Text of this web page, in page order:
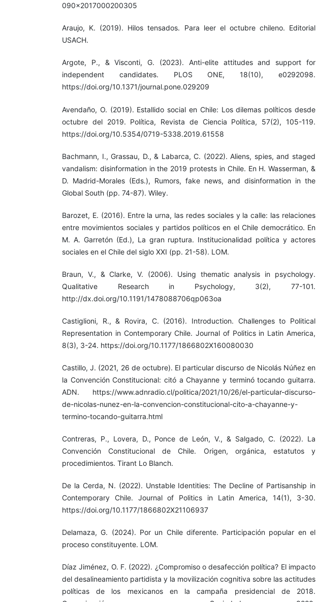
090x2017000200305
Araujo, K. (2019). Hilos tensados. Para leer el octubre chileno. Editorial
USACH.
Argote, P., & Visconti, G. (2023). Anti-elite attitudes and support for
independent candidates. PLOS ONE, 18(10), e0292098.
https://doi.org/10.1371/journal.pone.029209
Avendaño, O. (2019). Estallido social en Chile: Los dilemas políticos desde
octubre del 2019. Política, Revista de Ciencia Política, 57(2), 105-119.
https://doi.org/10.5354/0719-5338.2019.61558
Bachmann, I., Grassau, D., & Labarca, C. (2022). Aliens, spies, and staged
vandalism: disinformation in the 2019 protests in Chile. En H. Wasserman, &
D. Madrid-Morales (Eds.), Rumors, fake news, and disinformation in the
Global South (pp. 74-87). Wiley.
Barozet, E. (2016). Entre la urna, las redes sociales y la calle: las relaciones
entre movimientos sociales y partidos políticos en el Chile democrático. En
M. A. Garretón (Ed.), La gran ruptura. Institucionalidad política y actores
sociales en el Chile del siglo XXI (pp. 21-58). LOM.
Braun, V., & Clarke, V. (2006). Using thematic analysis in psychology.
Qualitative Research in Psychology, 3(2), 77-101.
http://dx.doi.org/10.1191/1478088706qp063oa
Castiglioni, R., & Rovira, C. (2016). Introduction. Challenges to Political
Representation in Contemporary Chile. Journal of Politics in Latin America,
8(3), 3-24. https://doi.org/10.1177/1866802X160080030
Castillo, J. (2021, 26 de octubre). El particular discurso de Nicolás Núñez en
la Convención Constitucional: citó a Chayanne y terminó tocando guitarra.
ADN. https://www.adnradio.cl/politica/2021/10/26/el-particular-discurso-
de-nicolas-nunez-en-la-convencion-constitucional-cito-a-chayanne-y-
termino-tocando-guitarra.html
Contreras, P., Lovera, D., Ponce de León, V., & Salgado, C. (2022). La
Convención Constitucional de Chile. Origen, orgánica, estatutos y
procedimientos. Tirant Lo Blanch.
De la Cerda, N. (2022). Unstable Identities: The Decline of Partisanship in
Contemporary Chile. Journal of Politics in Latin America, 14(1), 3-30.
https://doi.org/10.1177/1866802X21106937
Delamaza, G. (2024). Por un Chile diferente. Participación popular en el
proceso constituyente. LOM.
Díaz Jiménez, O. F. (2022). ¿Compromiso o desafección política? El impacto
del desalineamiento partidista y la movilización cognitiva sobre las actitudes
políticas de los mexicanos en la campaña presidencial de 2018.